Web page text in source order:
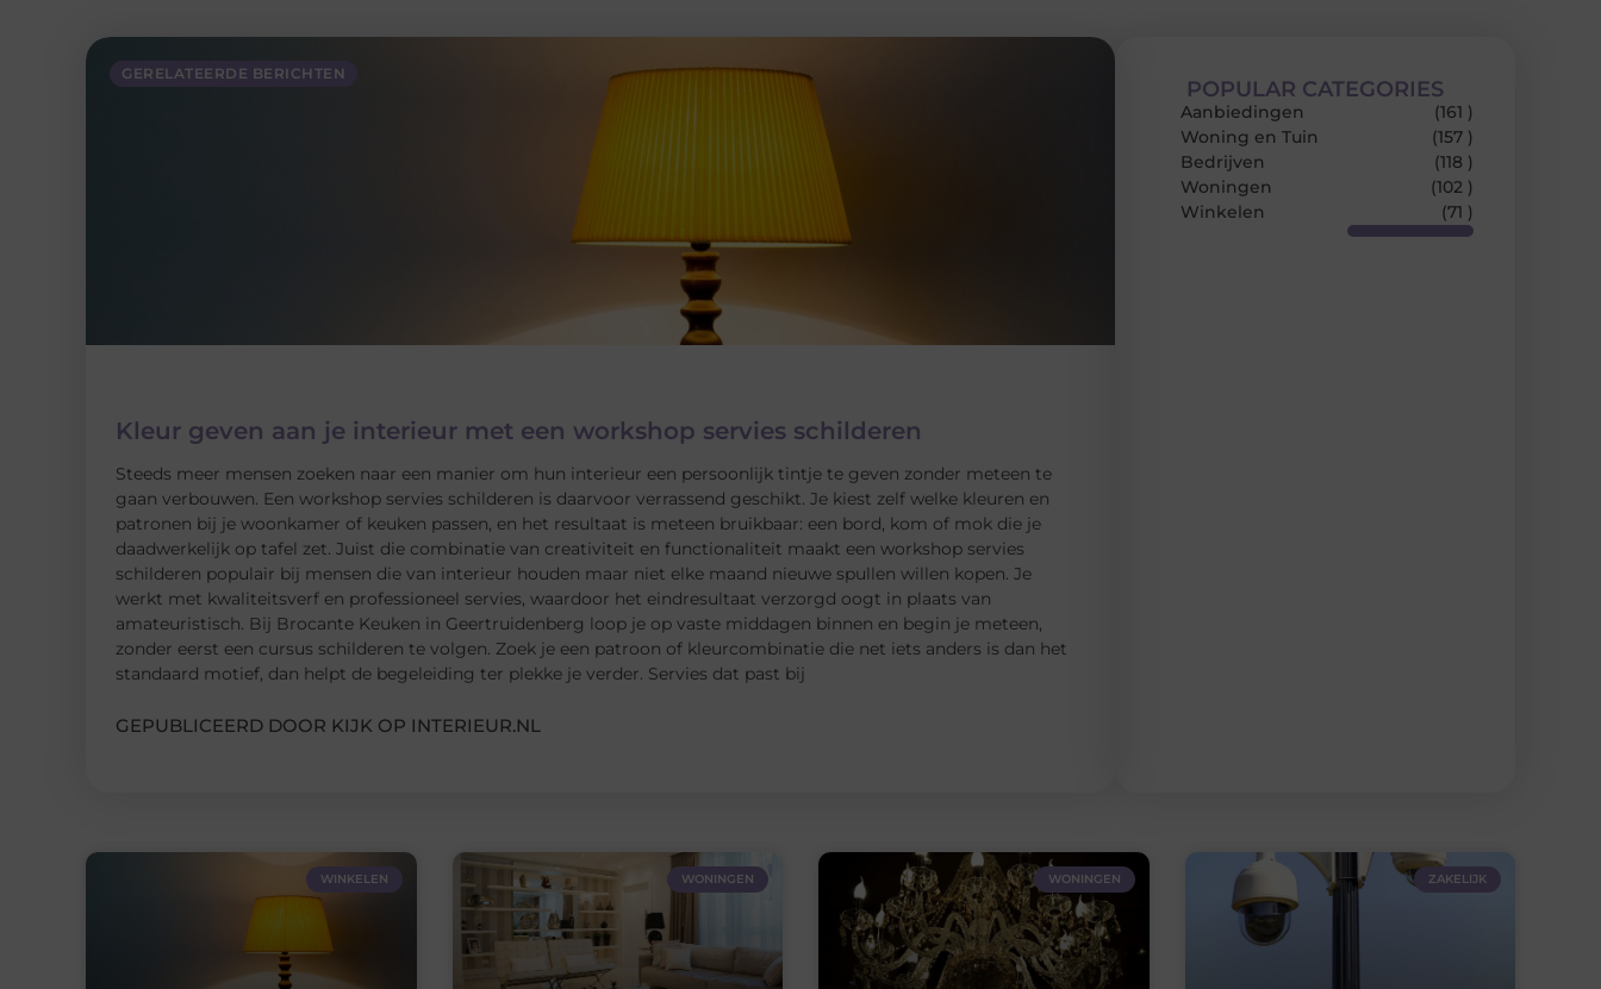
GERELATEERDE BERICHTEN
Kleur geven aan je interieur met een workshop servies schilderen
Steeds meer mensen zoeken naar een manier om hun interieur een persoonlijk tintje te geven zonder meteen te
gaan verbouwen. Een workshop servies schilderen is daarvoor verrassend geschikt. Je kiest zelf welke kleuren en
patronen bij je woonkamer of keuken passen, en het resultaat is meteen bruikbaar: een bord, kom of mok die je
daadwerkelijk op tafel zet. Juist die combinatie van creativiteit en functionaliteit maakt een workshop servies
schilderen populair bij mensen die van interieur houden maar niet elke maand nieuwe spullen willen kopen. Je
werkt met kwaliteitsverf en professioneel servies, waardoor het eindresultaat verzorgd oogt in plaats van
amateuristisch. Bij Brocante Keuken in Geertruidenberg loop je op vaste middagen binnen en begin je meteen,
zonder eerst een cursus schilderen te volgen. Zoek je een patroon of kleurcombinatie die net iets anders is dan het
standaard motief, dan helpt de begeleiding ter plekke je verder. Servies dat past bij
GEPUBLICEERD DOOR KIJK OP INTERIEUR.NL
POPULAR CATEGORIES
Aanbiedingen
(161 )
Woning en Tuin
(157 )
Bedrijven
(118 )
Woningen
(102 )
Winkelen
(71 )
WINKELEN WONINGEN WONINGEN ZAKELIJK